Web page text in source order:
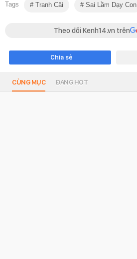
Tags Tranh Cãi Sai Lầm Dạy Con
Theo dõi Kenh14.vn trên
Chia sẻ
CÙNG MỤC ĐANG HOT